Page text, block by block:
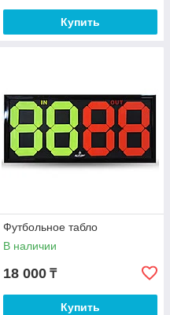
Купить
Футбольное табло
В наличии
18 000 ₸
Купить